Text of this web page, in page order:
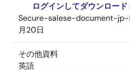
ログインしてダウンロード
Secure-salese-document-
月20日
その他資料
英語